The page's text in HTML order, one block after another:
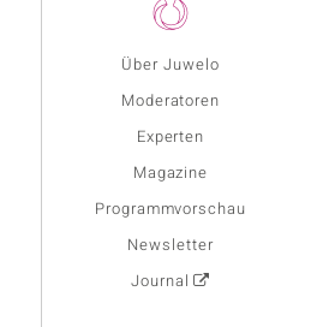
Über Juwelo
Moderatoren
Experten
Magazine
Programmvorschau
Newsletter
Journal